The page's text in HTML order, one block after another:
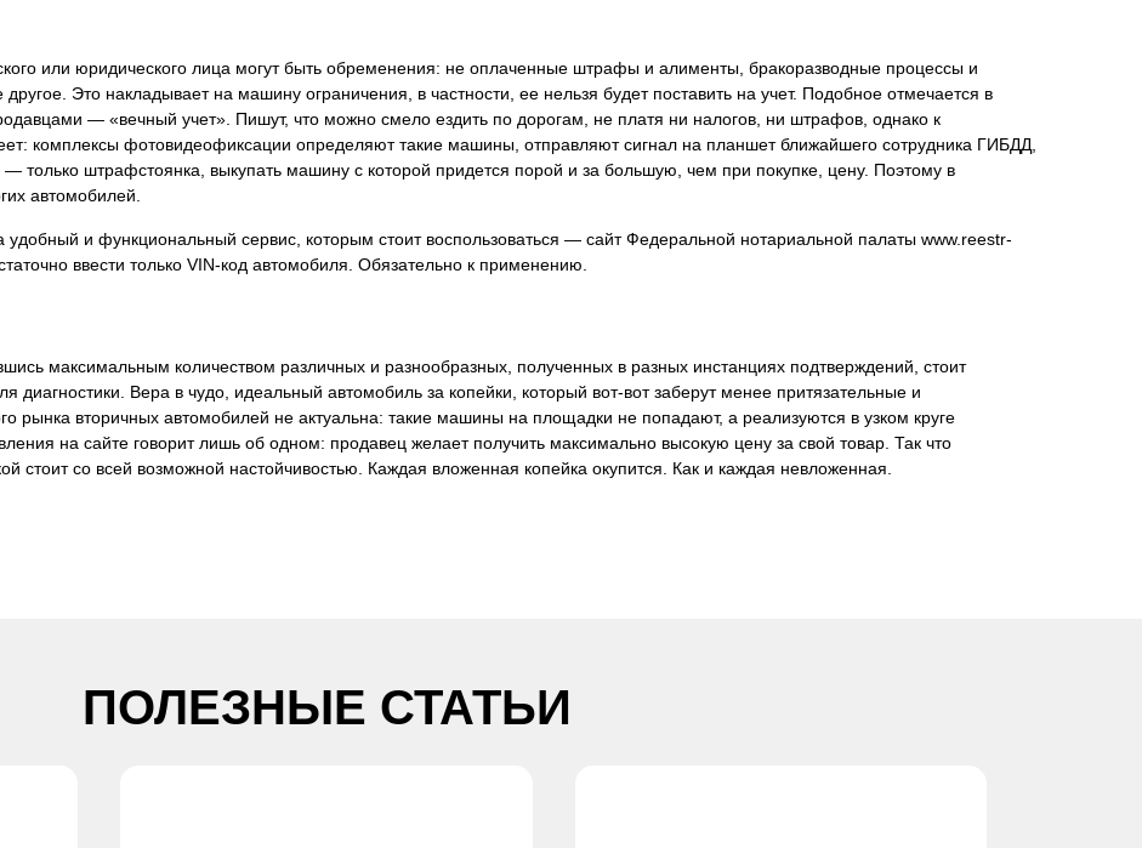
или юридического лица могут быть обременения: не оплаченные штрафы и алименты, бракоразводные процессы и
Это накладывает на машину ограничения, в частности, ее нельзя будет поставить на учет. Подобное отмечается в
— «вечный учет». Пишут, что можно смело ездить по дорогам, не платя ни налогов, ни штрафов, однако к
комплексы фотовидеофиксации определяют такие машины, отправляют сигнал на планшет ближайшего сотрудника ГИБДД,
— только штрафстоянка, выкупать машину с которой придется порой и за большую, чем при покупке, цену. Поэтому в
автомобилей.
и функциональный сервис, которым стоит воспользоваться — сайт Федеральной нотариальной палаты www.reestr-
ввести только VIN-код автомобиля. Обязательно к применению.
максимальным количеством различных и разнообразных, полученных в разных инстанциях подтверждений, стоит
диагностики. Вера в чудо, идеальный автомобиль за копейки, который вот-вот заберут менее притязательные и
рынка вторичных автомобилей не актуальна: такие машины на площадки не попадают, а реализуются в узком круге
на сайте говорит лишь об одном: продавец желает получить максимально высокую цену за свой товар. Так что
стоит со всей возможной настойчивостью. Каждая вложенная копейка окупится. Как и каждая невложенная.
ПОЛЕЗНЫЕ СТАТЬИ